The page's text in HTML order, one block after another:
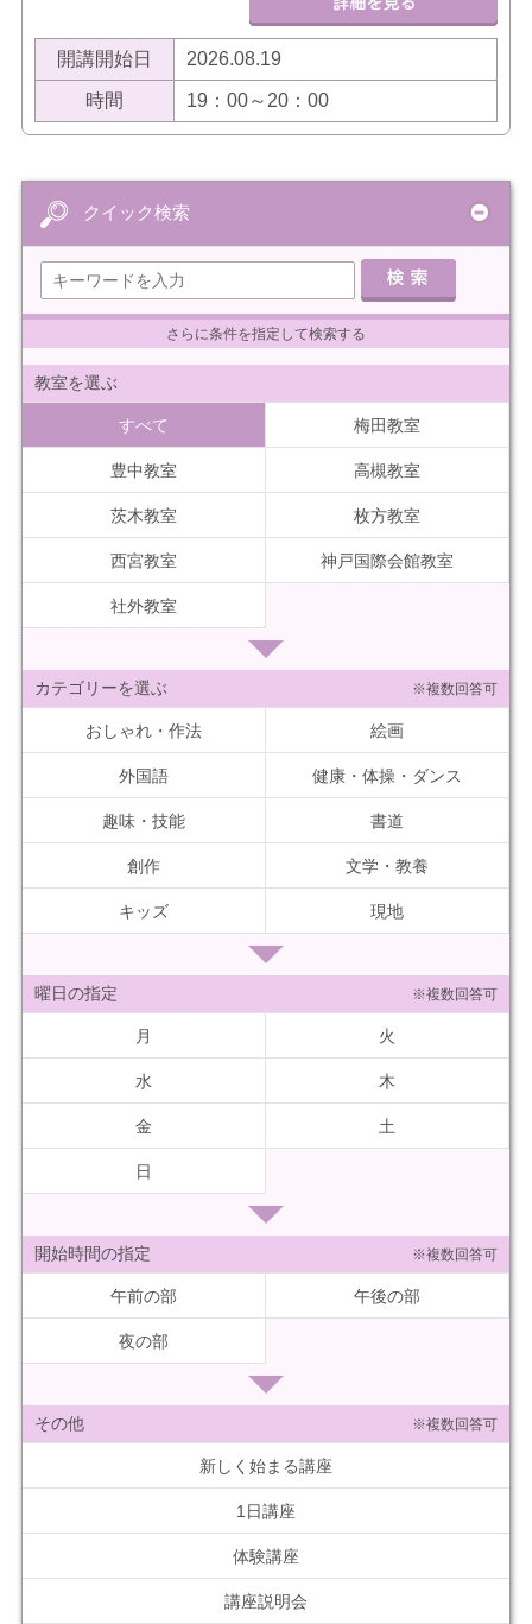
開講開始日 2026.08.19
時間 19：00～20：00
クイック検索
さらに条件を指定して検索する
教室を選ぶ
すべて 梅田教室
豊中教室 高槻教室
茨木教室 枚方教室
西宮教室 神戸国際会館教室
社外教室
カテゴリーを選ぶ ※複数回答可
おしゃれ・作法 絵画
外国語 健康・体操・ダンス
趣味・技能 書道
創作 文学・教養
キッズ 現地
曜日の指定 ※複数回答可
月 火
水 木
金 土
日
開始時間の指定 ※複数回答可
午前の部 午後の部
夜の部
その他 ※複数回答可
新しく始まる講座
1日講座
体験講座
講座説明会